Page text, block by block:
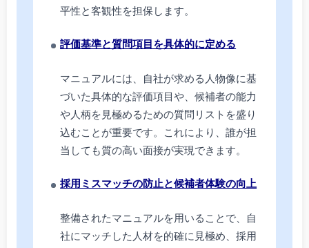
平性と客観性を担保します。
評価基準と質問項目を具体的に定める
マニュアルには、自社が求める人物像に基
づいた具体的な評価項目や、候補者の能力
や人柄を見極めるための質問リストを盛り
込むことが重要です。これにより、誰が担
当しても質の高い面接が実現できます。
採用ミスマッチの防止と候補者体験の向上
整備されたマニュアルを用いることで、自
社にマッチした人材を的確に見極め、採用